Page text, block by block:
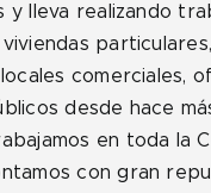
y lleva realizando
comerciales,
desde hace
en toda la
con gran